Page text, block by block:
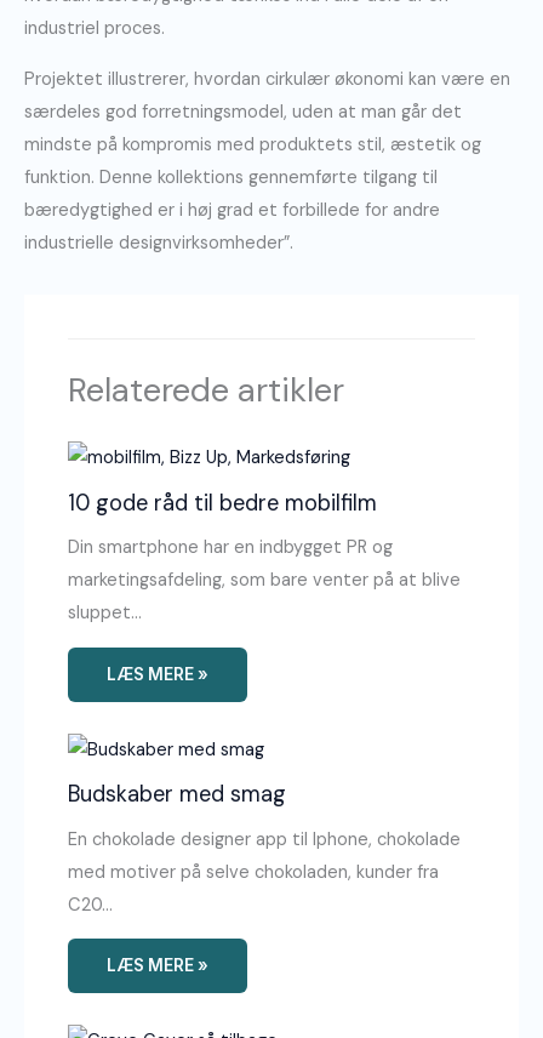
industriel proces.
Projektet illustrerer, hvordan cirkulær økonomi kan være en
særdeles god forretningsmodel, uden at man går det
mindste på kompromis med produktets stil, æstetik og
funktion. Denne kollektions gennemførte tilgang til
bæredygtighed er i høj grad et forbillede for andre
industrielle designvirksomheder”.
Relaterede artikler
10 gode råd til bedre mobilfilm
Din smartphone har en indbygget PR og
marketingsafdeling, som bare venter på at blive
sluppet…
LÆS MERE »
Budskaber med smag
En chokolade designer app til Iphone, chokolade
med motiver på selve chokoladen, kunder fra
C20…
LÆS MERE »